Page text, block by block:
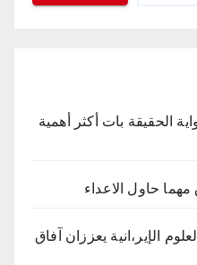
الحقيقة بات أكثر أهمية
مهما حاول الاعداء
الإير،انية يعززان آفاق